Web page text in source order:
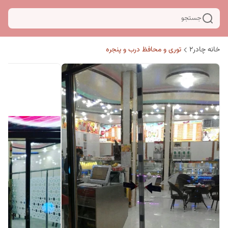
جستجو
خانه چادر۲ توری و محافظ درب و پنجره